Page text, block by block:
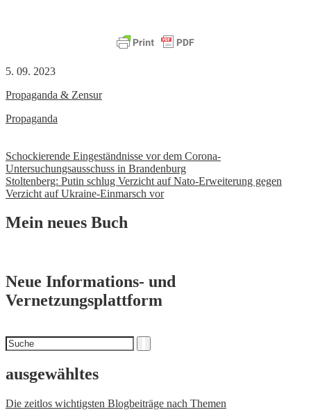
5. 09. 2023
Propaganda & Zensur
Propaganda
Beitrags-
Navigation
Schockierende Eingeständnisse vor dem Corona-
Untersuchungsausschuss in Brandenburg
Stoltenberg: Putin schlug Verzicht auf Nato-Erweiterung gegen
Verzicht auf Ukraine-Einmarsch vor
Mein neues Buch
Neue Informations- und
Vernetzungsplattform
Suchen
nach
ausgewähltes
Die zeitlos wichtigsten Blogbeiträge nach Themen